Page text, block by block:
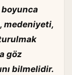
boyunca
medeniyeti,
göz
bilmelidir.